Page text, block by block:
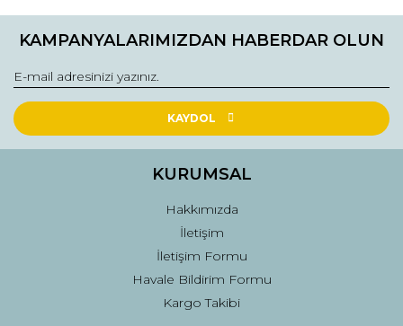
KAMPANYALARIMIZDAN HABERDAR OLUN
KAYDOL
KURUMSAL
Hakkımızda
İletişim
İletişim Formu
Havale Bildirim Formu
Kargo Takibi